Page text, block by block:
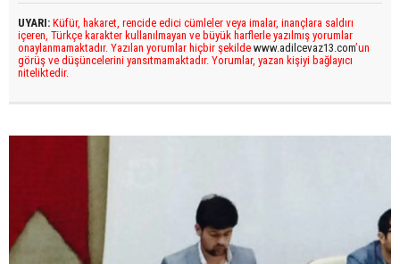
UYARI: Küfür, hakaret, rencide edici cümleler veya imalar, inançlara saldırı
içeren, Türkçe karakter kullanılmayan ve büyük harflerle yazılmış yorumlar
onaylanmamaktadır. Yazılan yorumlar hiçbir şekilde www.adilcevaz13.com’un
görüş ve düşüncelerini yansıtmamaktadır. Yorumlar, yazan kişiyi bağlayıcı
niteliktedir.